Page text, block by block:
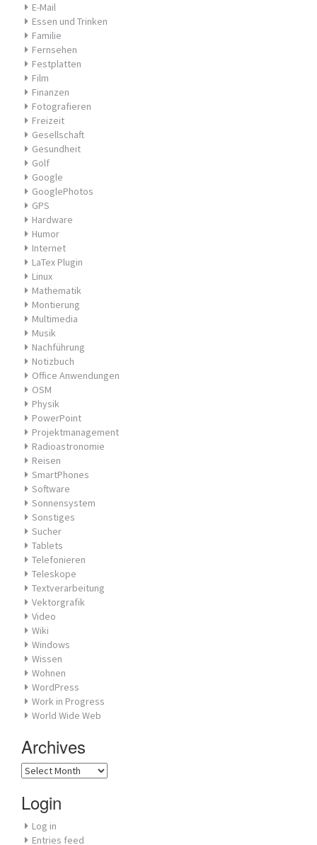
E-Mail
Essen und Trinken
Familie
Fernsehen
Festplatten
Film
Finanzen
Fotografieren
Freizeit
Gesellschaft
Gesundheit
Golf
Google
GooglePhotos
GPS
Hardware
Humor
Internet
LaTex Plugin
Linux
Mathematik
Montierung
Multimedia
Musik
Nachführung
Notizbuch
Office Anwendungen
OSM
Physik
PowerPoint
Projektmanagement
Radioastronomie
Reisen
SmartPhones
Software
Sonnensystem
Sonstiges
Sucher
Tablets
Telefonieren
Teleskope
Textverarbeitung
Vektorgrafik
Video
Wiki
Windows
Wissen
Wohnen
WordPress
Work in Progress
World Wide Web
Archives
Archives
Login
Log in
Entries feed